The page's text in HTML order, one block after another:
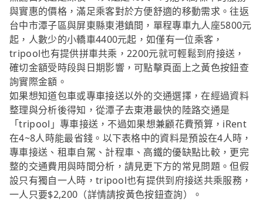
與實惠的價格，滿足乘客對於方便舒適的移動需求。往返
台中市潭子區與屏東縣東港鎮間，單程專車九人座5800元
起，人數少的小轎車4400元起，如僅有一位乘客，
tripool也有提供拼車共乘，2200元就可輕鬆到府接送，
確切金額受時段與日期影響，可點擊頁面上之黃色按鈕查
詢實際金額。
如果想知道包車或專車接送以外的交通選擇，在經過資料
整理與分析後得知，從潭子去東港最快的陸路交通是
「tripool」專車接送，不過如果想兼顧花費預算，iRent
在4~8人時能最省錢。以下表格中的資料是預設在4人時，
專車接送、租車自駕、計程車、高鐵的優缺點比較，更完
整的交通費用與時間分析，請見更下方的常見問題。但假
設只有獨自一人時，tripool也有提供到府接送共乘服務，
一人只要$2,200（詳情請按黃色按鈕查詢）。